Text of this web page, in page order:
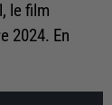
le film
2024. En